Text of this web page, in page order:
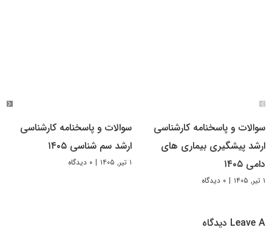
سوالات و پاسخنامه کارشناسی
ارشد پیشگیری بیماری های
دامی ۱۴۰۵
۱ تیر, ۱۴۰۵ | ۰ دیدگاه
سوالات و پاسخنامه کارشناسی
ارشد سم شناسی ۱۴۰۵
۱ تیر, ۱۴۰۵ | ۰ دیدگاه
Leave A دیدگاه